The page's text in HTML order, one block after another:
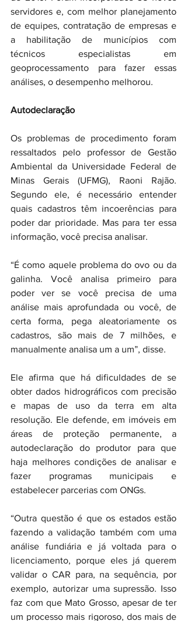
servidores e, com melhor planejamento
de equipes, contratação de empresas e
a habilitação de municípios com
técnicos especialistas em
geoprocessamento para fazer essas
análises, o desempenho melhorou.
Autodeclaração
Os problemas de procedimento foram
ressaltados pelo professor de Gestão
Ambiental da Universidade Federal de
Minas Gerais (UFMG), Raoni Rajão.
Segundo ele, é necessário entender
quais cadastros têm incoerências para
poder dar prioridade. Mas para ter essa
informação, você precisa analisar.
“É como aquele problema do ovo ou da
galinha. Você analisa primeiro para
poder ver se você precisa de uma
análise mais aprofundada ou você, de
certa forma, pega aleatoriamente os
cadastros, são mais de 7 milhões, e
manualmente analisa um a um”, disse.
Ele afirma que há dificuldades de se
obter dados hidrográficos com precisão
e mapas de uso da terra em alta
resolução. Ele defende, em imóveis em
áreas de proteção permanente, a
autodeclaração do produtor para que
haja melhores condições de analisar e
fazer programas municipais e
estabelecer parcerias com ONGs.
“Outra questão é que os estados estão
fazendo a validação também com uma
análise fundiária e já voltada para o
licenciamento, porque eles já querem
validar o CAR para, na sequência, por
exemplo, autorizar uma supressão. Isso
faz com que Mato Grosso, apesar de ter
um processo mais rigoroso, dos mais de